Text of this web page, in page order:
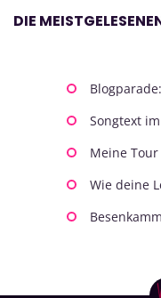
DIE
Songtext
Meine
Wie deine